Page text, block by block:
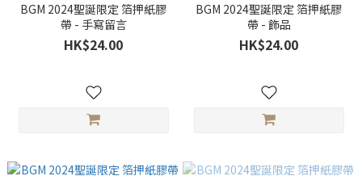
BGM 2024聖誕限定 箔押紙膠
帶 - 手寫留言
HK$24.00
BGM 2024聖誕限定 箔押紙膠
帶 - 飾品
HK$24.00